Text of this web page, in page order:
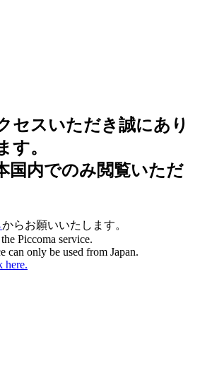
セスいただき誠にあり
す。
国内でのみ閲覧いただ
からお願いいたします。
Piccoma service.
can only be used from Japan.
here.